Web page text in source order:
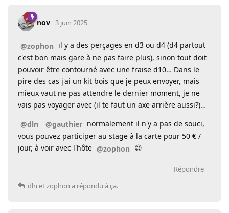
nov 3 juin 2025
@zophon il y a des perçages en d3 ou d4 (d4 partout
c'est bon mais gare à ne pas faire plus), sinon tout doit
pouvoir être contourné avec une fraise d10… Dans le
pire des cas j'ai un kit bois que je peux envoyer, mais
mieux vaut ne pas attendre le dernier moment, je ne
vais pas voyager avec (il te faut un axe arrière aussi?)…
@dln @gauthier normalement il n'y a pas de souci,
vous pouvez participer au stage à la carte pour 50 € /
jour, à voir avec l'hôte @zophon 😉
Répondre
dln etzophon a répondu à ça.